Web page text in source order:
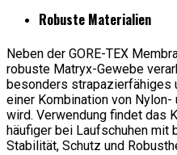
Robuste Materialien
Neben der GORE-TEX
robuste Matryx-Gewebe
besonders strapazierfähiges
einer Kombination von
wird. Verwendung findet das
häufiger bei Laufschuhen mit
Stabilität, Schutz und